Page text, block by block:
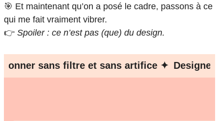
🎯 Et maintenant qu’on a posé le cadre, passons à ce
qui me fait vraiment vibrer.
👉 Spoiler : ce n’est pas (que) du design.
sans filtre et sans artifice ✦ Designer de